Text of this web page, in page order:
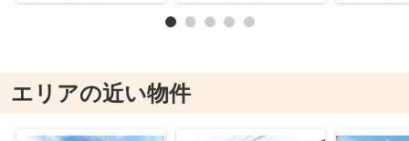
エリアの近い物件